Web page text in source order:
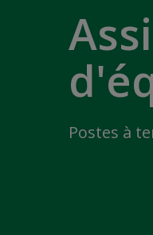
Postes à